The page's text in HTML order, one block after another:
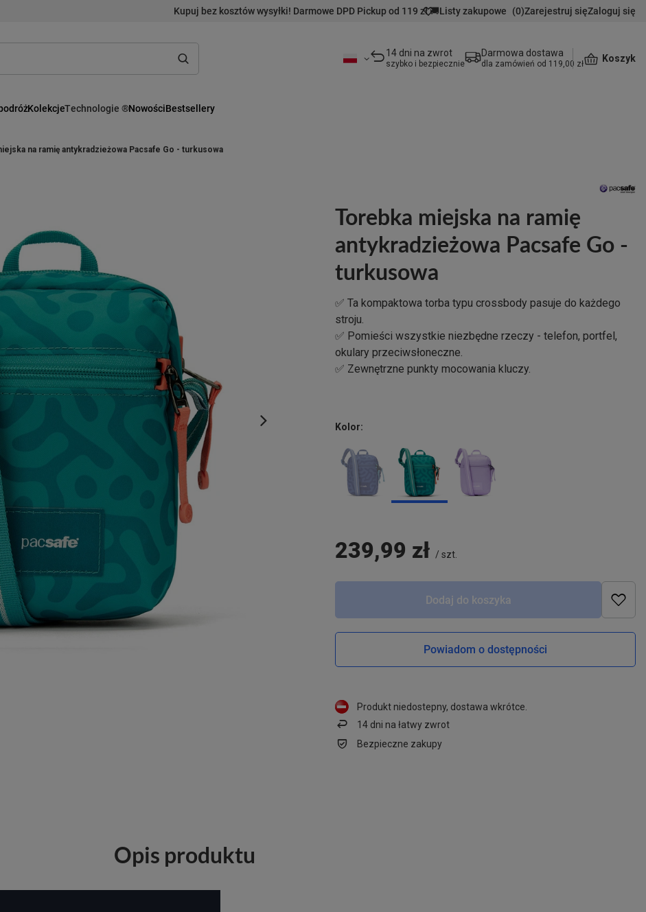
Kupuj bez kosztów wysyłki! Darmowe DPD Pickup od 119 zł 🚚Listy zakupowe (0)Zarejestruj sięZaloguj się
14 dni na zwrot
szybko i bezpiecznie
Darmowa dostawa
dla zamówień od 119,00 zł
Koszyk
KolekcjeTechnologie ®NowościBestsellery
na ramię antykradzieżowa Pacsafe Go - turkusowa
Torebka miejska na ramię
antykradzieżowa Pacsafe Go -
turkusowa
✅ Ta kompaktowa torba typu crossbody pasuje do każdego
stroju.
✅ Pomieści wszystkie niezbędne rzeczy - telefon, portfel,
okulary przeciwsłoneczne.
✅ Zewnętrzne punkty mocowania kluczy.
Kolor
239,99 zł /szt.
Dodaj do koszyka
Powiadom o dostępności
Produkt niedostepny, dostawa wkrótce
14 dni na łatwy zwrot
Bezpieczne zakupy
Opis produktu